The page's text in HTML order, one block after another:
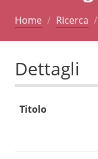
Home Ricerca
Dettagli
Titolo